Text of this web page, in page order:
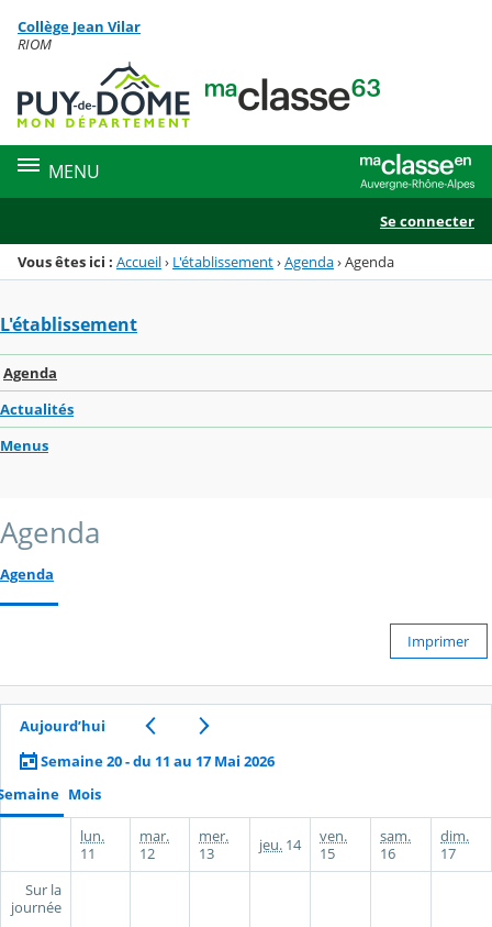
Menu de la rubrique
Contenu
Collège Jean Vilar
RIOM
MENU
Se connecter
Vous êtes ici : Accueil› L'établissement›Agenda›Agenda
L'établissement
Agenda
Actualités
Menus
Agenda
Agenda
Imprimer
Aujourd’hui
Semaine 20 - du 11 au 17 Mai 2026
Mois
lun.
11
mar.
12
mer.
13
jeu. 14
ven.
15
sam.
16
dim.
17
Sur la
journée